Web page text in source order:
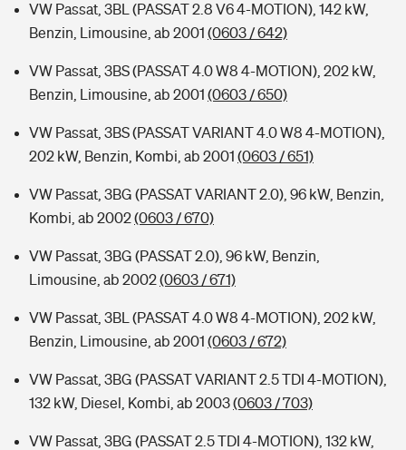
VW Passat, 3BL (PASSAT 2.8 V6 4-MOTION), 142 kW,
Benzin, Limousine, ab 2001 (0603 / 642)
VW Passat, 3BS (PASSAT 4.0 W8 4-MOTION), 202 kW,
Benzin, Limousine, ab 2001 (0603 / 650)
VW Passat, 3BS (PASSAT VARIANT 4.0 W8 4-MOTION),
202 kW, Benzin, Kombi, ab 2001 (0603 / 651)
VW Passat, 3BG (PASSAT VARIANT 2.0), 96 kW, Benzin,
Kombi, ab 2002(0603 / 670)
VW Passat, 3BG (PASSAT 2.0), 96 kW, Benzin,
Limousine, ab 2002(0603 / 671)
VW Passat, 3BL (PASSAT 4.0 W8 4-MOTION), 202 kW,
Benzin, Limousine, ab 2001 (0603 / 672)
VW Passat, 3BG (PASSAT VARIANT 2.5 TDI 4-MOTION),
132 kW, Diesel, Kombi, ab 2003(0603 / 703)
VW Passat, 3BG (PASSAT 2.5 TDI 4-MOTION), 132 kW,